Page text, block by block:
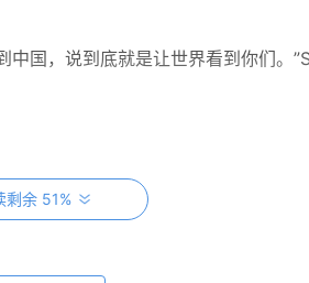
国，说到底就是让世界看到你们。
剩余 51%